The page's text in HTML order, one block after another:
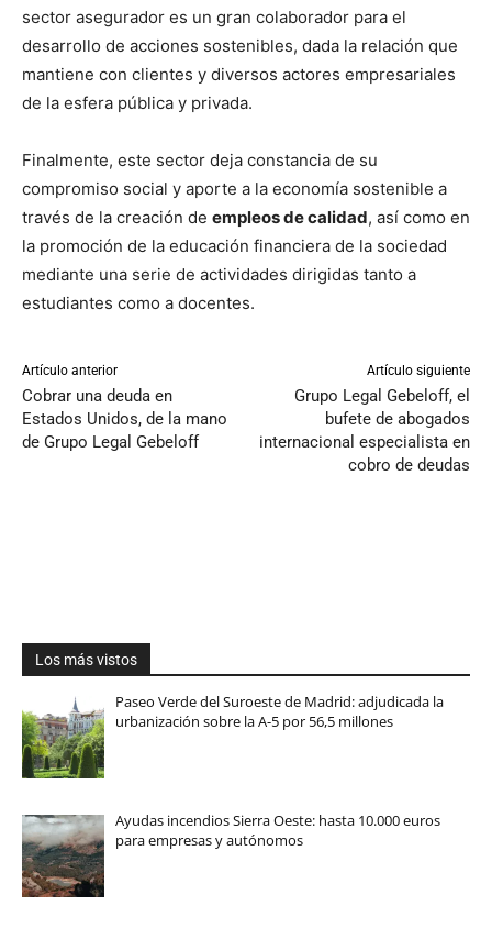
sector asegurador es un gran colaborador para el
desarrollo de acciones sostenibles, dada la relación que
mantiene con clientes y diversos actores empresariales
de la esfera pública y privada.
Finalmente, este sector deja constancia de su
compromiso social y aporte a la economía sostenible a
través de la creación de empleos de calidad, así como en
la promoción de la educación financiera de la sociedad
mediante una serie de actividades dirigidas tanto a
estudiantes como a docentes.
Artículo anterior
Cobrar una deuda en
Estados Unidos, de la mano
de Grupo Legal Gebeloff
Artículo siguiente
Grupo Legal Gebeloff, el
bufete de abogados
internacional especialista en
cobro de deudas
Los más vistos
Paseo Verde del Suroeste de Madrid: adjudicada la
urbanización sobre la A-5 por 56,5 millones
Ayudas incendios Sierra Oeste: hasta 10.000 euros
para empresas y autónomos